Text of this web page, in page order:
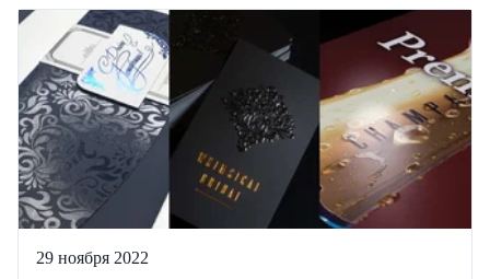
29 ноября 2022